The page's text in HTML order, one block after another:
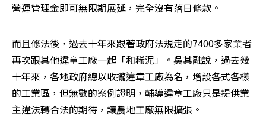
營運管理金即可無限期展延，完全沒有落日條款。
而且修法後，過去十年來跟著政府法規走的7400多家業者
再次跟其他違章工廠一起「和稀泥」。吳其融說，過去幾
十年來，各地政府總以收攏違章工廠為名，增設各式各樣
的工業區，但無數的案例證明，輔導違章工廠只是提供業
主違法轉合法的期待，讓農地工廠無限擴張。